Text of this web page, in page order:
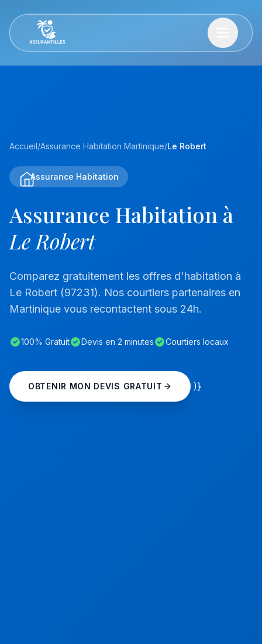
Accueil/Assurance Habitation Martinique/Le Robert
Assurance Habitation
Assurance Habitation à
Le Robert
Comparez gratuitement les offres d'habitation à
Le Robert (97231). Nos courtiers partenaires en
Martinique vous recontactent sous 24h.
100% Gratuit Devis en 2 minutes Courtiers locaux
OBTENIR MON DEVIS GRATUIT )}